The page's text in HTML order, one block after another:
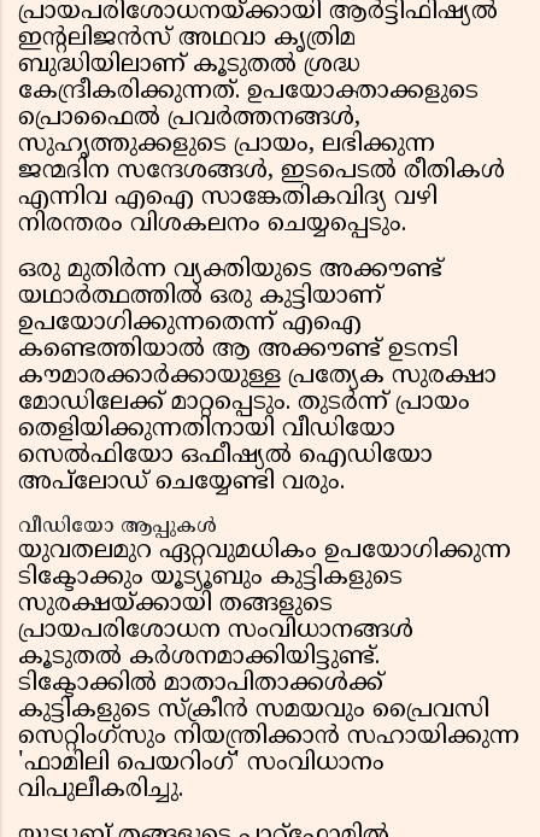
പ്രായപരിശോധനയ്ക്കായി ആർട്ടിഫിഷ്യൽ
ഇന്റലിജൻസ് അഥവാ കൃത്രിമ
ബുദ്ധിയിലാണ് കൂടുതൽ ശ്രദ്ധ
കേന്ദ്രീകരിക്കുന്നത്. ഉപയോക്താക്കളുടെ
പ്രൊഫൈൽ പ്രവർത്തനങ്ങൾ,
സുഹൃത്തുക്കളുടെ പ്രായം, ലഭിക്കുന്ന
ജന്മദിന സന്ദേശങ്ങൾ, ഇടപെടൽ രീതികൾ
എന്നിവ എഐ സാങ്കേതികവിദ്യ വഴി
നിരന്തരം വിശകലനം ചെയ്യപ്പെടും.
ഒരു മുതിർന്ന വ്യക്തിയുടെ അക്കൗണ്ട്
യഥാർത്ഥത്തിൽ ഒരു കുട്ടിയാണ്
ഉപയോഗിക്കുന്നതെന്ന് എഐ
കണ്ടെത്തിയാൽ ആ അക്കൗണ്ട് ഉടനടി
കൗമാരക്കാർക്കായുള്ള പ്രത്യേക സുരക്ഷാ
മോഡിലേക്ക് മാറ്റപ്പെടും. തുടർന്ന് പ്രായം
തെളിയിക്കുന്നതിനായി വീഡിയോ
സെൽഫിയോ ഒഫീഷ്യൽ ഐഡിയോ
അപ്‌ലോഡ് ചെയ്യേണ്ടി വരും.
വീഡിയോ ആപ്പുകൾ
യുവതലമുറ ഏറ്റവുമധികം ഉപയോഗിക്കുന്ന
ടിക്ടോക്കും യൂട്യൂബും കുട്ടികളുടെ
സുരക്ഷയ്ക്കായി തങ്ങളുടെ
പ്രായപരിശോധന സംവിധാനങ്ങൾ
കൂടുതൽ കർശനമാക്കിയിട്ടുണ്ട്.
ടിക്ടോക്കിൽ മാതാപിതാക്കൾക്ക്
കുട്ടികളുടെ സ്ക്രീൻ സമയവും പ്രൈവസി
സെറ്റിംഗ്സും നിയന്ത്രിക്കാൻ സഹായിക്കുന്ന
'ഫാമിലി പെയറിംഗ്' സംവിധാനം
വിപുലീകരിച്ചു.